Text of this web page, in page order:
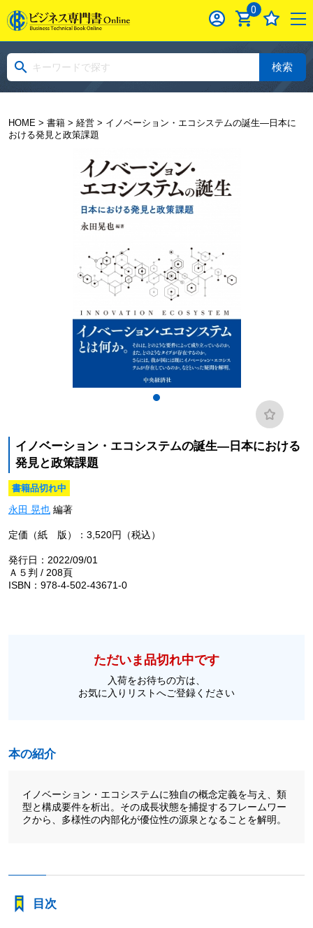
0
検索
HOME> 書籍> 経営> イノベーション・エコシステムの誕生―日本に
おける発見と政策課題
イノベーション・エコシステムの誕生―日本における
発見と政策課題
書籍品切れ中
永田 晃也編著
定価（紙 版）：3,520円（税込）
発行日：2022/09/01
Ａ５判 / 208頁
ISBN：978-4-502-43671-0
ただいま品切れ中です
入荷をお待ちの方は、
お気に入りリストへご登録ください
本の紹介
イノベーション・エコシステムに独自の概念定義を与え、類
型と構成要件を析出。その成長状態を捕捉するフレームワー
クから、多様性の内部化が優位性の源泉となることを解明。
目次